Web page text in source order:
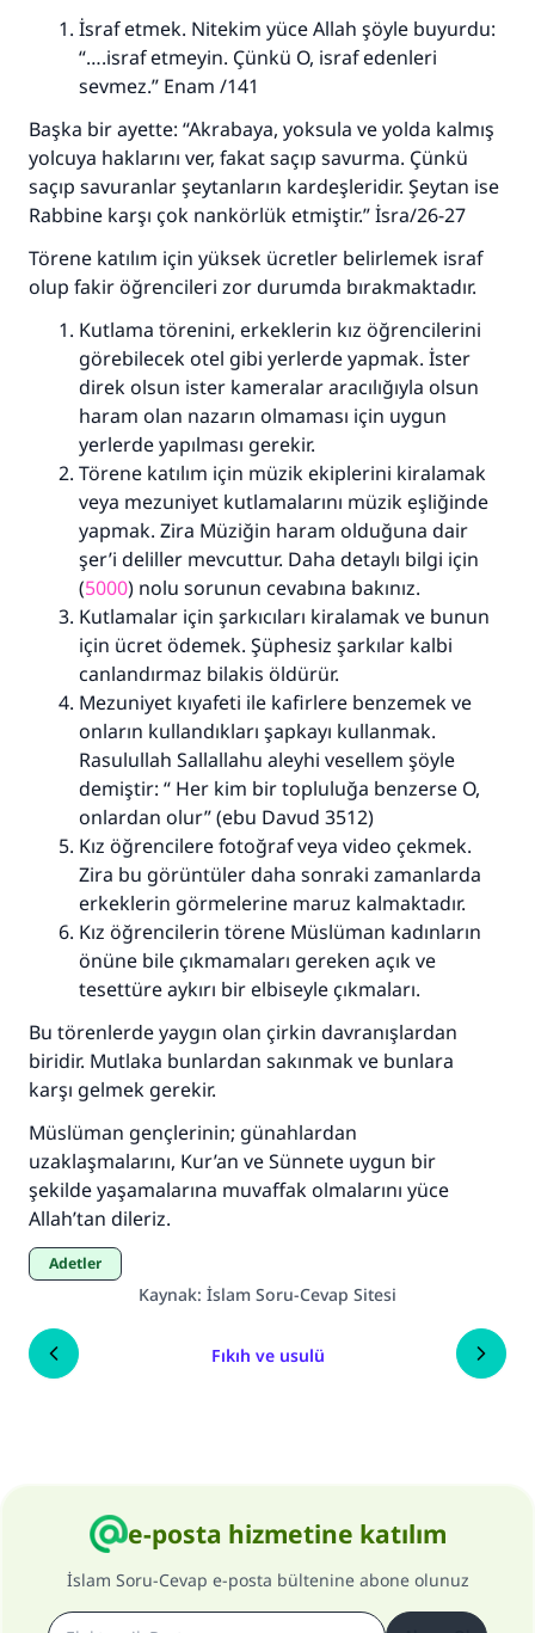
İsraf etmek. Nitekim yüce Allah şöyle buyurdu:
“….israf etmeyin. Çünkü O, israf edenleri
sevmez.” Enam /141
Başka bir ayette: “Akrabaya, yoksula ve yolda kalmış
yolcuya haklarını ver, fakat saçıp savurma. Çünkü
saçıp savuranlar şeytanların kardeşleridir. Şeytan ise
Rabbine karşı çok nankörlük etmiştir.” İsra/26-27
Törene katılım için yüksek ücretler belirlemek israf
olup fakir öğrencileri zor durumda bırakmaktadır.
Kutlama törenini, erkeklerin kız öğrencilerini
görebilecek otel gibi yerlerde yapmak. İster
direk olsun ister kameralar aracılığıyla olsun
haram olan nazarın olmaması için uygun
yerlerde yapılması gerekir.
Törene katılım için müzik ekiplerini kiralamak
veya mezuniyet kutlamalarını müzik eşliğinde
yapmak. Zira Müziğin haram olduğuna dair
şer’i deliller mevcuttur. Daha detaylı bilgi için
(5000) nolu sorunun cevabına bakınız.
Kutlamalar için şarkıcıları kiralamak ve bunun
için ücret ödemek. Şüphesiz şarkılar kalbi
canlandırmaz bilakis öldürür.
Mezuniyet kıyafeti ile kafirlere benzemek ve
onların kullandıkları şapkayı kullanmak.
Rasulullah Sallallahu aleyhi vesellem şöyle
demiştir: “ Her kim bir topluluğa benzerse O,
onlardan olur” (ebu Davud 3512)
Kız öğrencilere fotoğraf veya video çekmek.
Zira bu görüntüler daha sonraki zamanlarda
erkeklerin görmelerine maruz kalmaktadır.
Kız öğrencilerin törene Müslüman kadınların
önüne bile çıkmamaları gereken açık ve
tesettüre aykırı bir elbiseyle çıkmaları.
Bu törenlerde yaygın olan çirkin davranışlardan
biridir. Mutlaka bunlardan sakınmak ve bunlara
karşı gelmek gerekir.
Müslüman gençlerinin; günahlardan
uzaklaşmalarını, Kur’an ve Sünnete uygun bir
şekilde yaşamalarına muvaffak olmalarını yüce
Allah’tan dileriz.
Adetler
Kaynak: İslam Soru-Cevap Sitesi
Fıkıh ve usulü
e-posta hizmetine katılım
İslam Soru-Cevap e-posta bültenine abone olunuz
110845 Nolu Cevap, bir evliliği
kurtardı.
Ümmete cevapları ulaştırmak için bizi destekle
Rasulullah ﷺ şöyle dedi:
Her kim bir hayra yol gösterirse , hayrı yapan
(MUSLIM 1893)
Şimdi katkı yapın!